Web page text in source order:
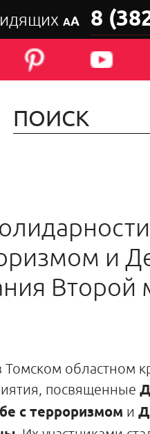
АА 8
и
Второй
Томском областном
посвященные
с терроризмом и